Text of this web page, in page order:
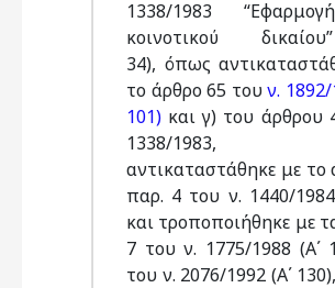
1338/1983
κοινοτικού
34), όπως
το άρθρο 65 του ν. 1892/
101) και γ) του άρθρου
1338/1983,
αντικαταστάθηκε με το
παρ. 4 του ν. 1440/
και τροποποιήθηκε με
7 του ν. 1775/1988 (Α΄
του ν. 2076/1992 (Α΄